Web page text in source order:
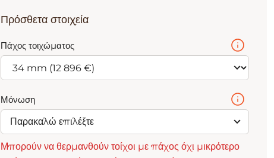
Πρόσθετα στοιχεία
Πάχος τοιχώματος
Μόνωση
Παρακαλώ επιλέξτε
Μπορούν να θερμανθούν τοίχοι με πάχος όχι μικρότερο